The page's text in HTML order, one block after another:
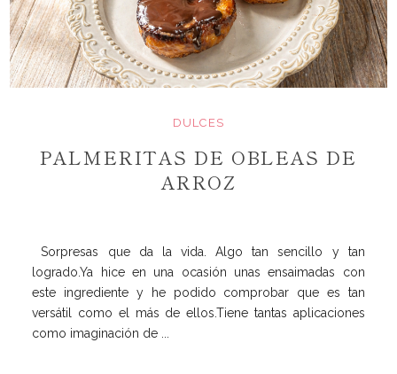
DULCES
PALMERITAS DE OBLEAS DE
ARROZ
Sorpresas que da la vida. Algo tan sencillo y tan
logrado.Ya hice en una ocasión unas ensaimadas con
este ingrediente y he podido comprobar que es tan
versátil como el más de ellos.Tiene tantas aplicaciones
como imaginación de ...